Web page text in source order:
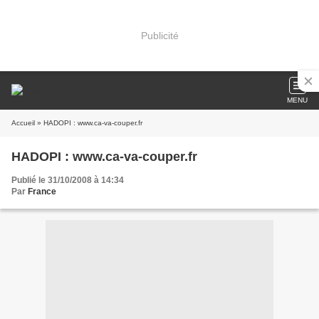
Publicité
MENU
Accueil » HADOPI : www.ca-va-couper.fr
HADOPI : www.ca-va-couper.fr
Publié le 31/10/2008 à 14:34
Par France